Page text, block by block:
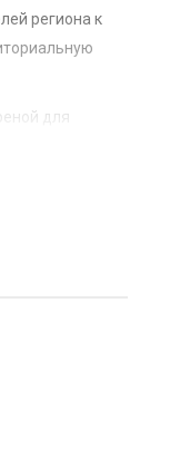
региона к
для